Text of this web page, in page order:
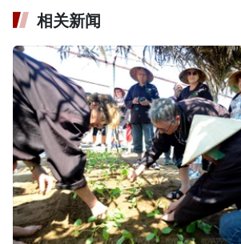
相关新闻